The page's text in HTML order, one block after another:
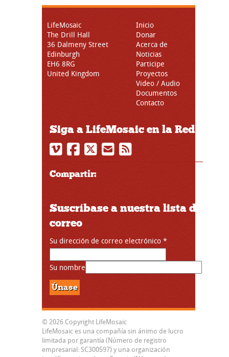
LifeMosaic
The Drill Hall
36 Dalmeny Street
Edinburgh
EH6 8RG
United Kingdom
Inicio
Donar
Acerca de
Noticias
Participe
Proyectos
Video / Audio
Documentos
Contacto
Siga a LifeMosaic en la Red
Compartir:
Suscríbase a nuestra lista de
correo
Su dirección de correo electrónico *
Su nombre
© 2026 Copyright LifeMosaic
LifeMosaic es una compañía sin ánimo de lucro
limitada por garantía (Número de registro
empresarial: SC300597) y una organización